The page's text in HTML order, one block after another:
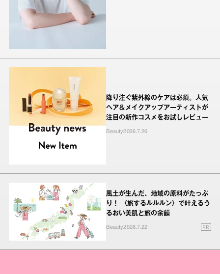
降り注ぐ紫外線のケアは必須。人気
ヘア＆メイクアップアーティストが
注目の新作コスメをお試しレビュー
Beauty2026.7.26
風土が生んだ、地域の原料がたっぷ
り！ 〈旅するルルルン〉で叶えるう
るおい美肌と旅の余韻
Beauty2026.7.22 PR